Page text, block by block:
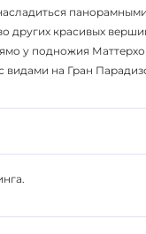
других красивых
у подножия
видами на Гран